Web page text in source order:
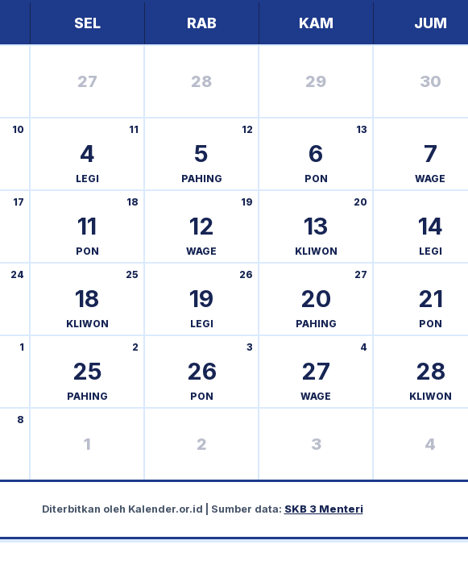
SEL RAB KAM JUM
27 28 29 30
10
4
11
LEGI
5
12
PAHING
6
13
PON
7
WAGE
17
11
18
PON
12
19
WAGE
13
20
KLIWON
14
LEGI
24
18
25
KLIWON
19
26
LEGI
20
27
PAHING
21
PON
1
25
2
PAHING
26
3
PON
27
4
WAGE
28
KLIWON
8
1 2 3 4
Diterbitkan oleh Kalender.or.id | Sumber data: SKB 3 Menteri